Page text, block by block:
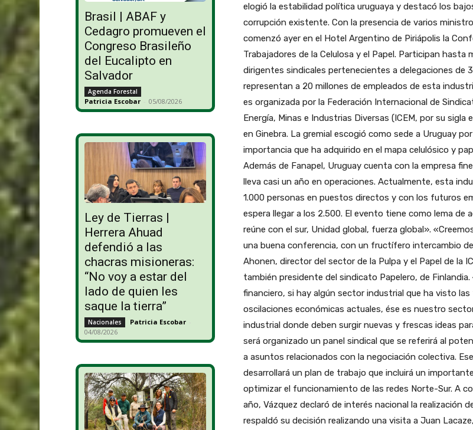
Brasil | ABAF y
Cedagro promueven el
Congreso Brasileño
del Eucalipto en
Salvador
Agenda Forestal
Patricia Escobar - 05/08/2026
Ley de Tierras |
Herrera Ahuad
defendió a las
chacras misioneras:
“No voy a estar del
lado de quien les
saque la tierra”
Nacionales Patricia Escobar -
04/08/2026
elogió la estabilidad política uruguaya y destacó los
corrupción existente. Con la presencia de varios
comenzó ayer en el Hotel Argentino de Piriápolis la
Trabajadores de la Celulosa y el Papel. Participan hasta
dirigentes sindicales pertenecientes a delegaciones de
representan a 20 millones de empleados de esta
es organizada por la Federación Internacional de
Energía, Minas e Industrias Diversas (ICEM, por su sigla
en Ginebra. La gremial escogió como sede a Uruguay
importancia que ha adquirido en el mapa celulósico y
Además de Fanapel, Uruguay cuenta con la empresa
lleva casi un año en operaciones. Actualmente, esta
1.000 personas en puestos directos y con los futuros
espera llegar a los 2.500. El evento tiene como lema de
reúne con el sur, Unidad global, fuerza global».
una buena conferencia, con un fructífero intercambio
Ahonen, director del sector de la Pulpa y el Papel de la
también presidente del sindicato Papelero, de Finlandia.
financiero, si hay algún sector industrial que ha visto
oscilaciones económicas actuales, ése es nuestro
industrial donde deben surgir nuevas y frescas ideas
será organizado un panel sindical que se referirá al
a asuntos relacionados con la negociación colectiva.
desarrollará un plan de trabajo que incluirá un
optimizar el funcionamiento de las redes Norte-Sur. A
año, Vázquez declaró de interés nacional la realización
respaldó su decisión realizando una visita a Juan